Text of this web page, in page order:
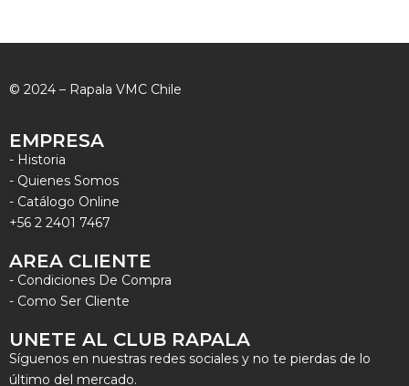
© 2024 – Rapala VMC Chile
EMPRESA
- Historia
- Quienes Somos
- Catálogo Online
+56 2 2401 7467
AREA CLIENTE
- Condiciones De Compra
- Como Ser Cliente
UNETE AL CLUB RAPALA
Síguenos en nuestras redes sociales y no te pierdas de lo
último del mercado.